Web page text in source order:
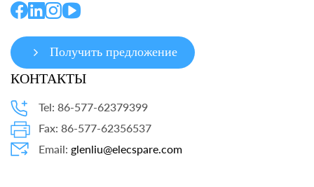
Получить предложение
КОНТАКТЫ
Tel: 86-577-62379399
Fax: 86-577-62356537
Email: glenliu@elecspare.com